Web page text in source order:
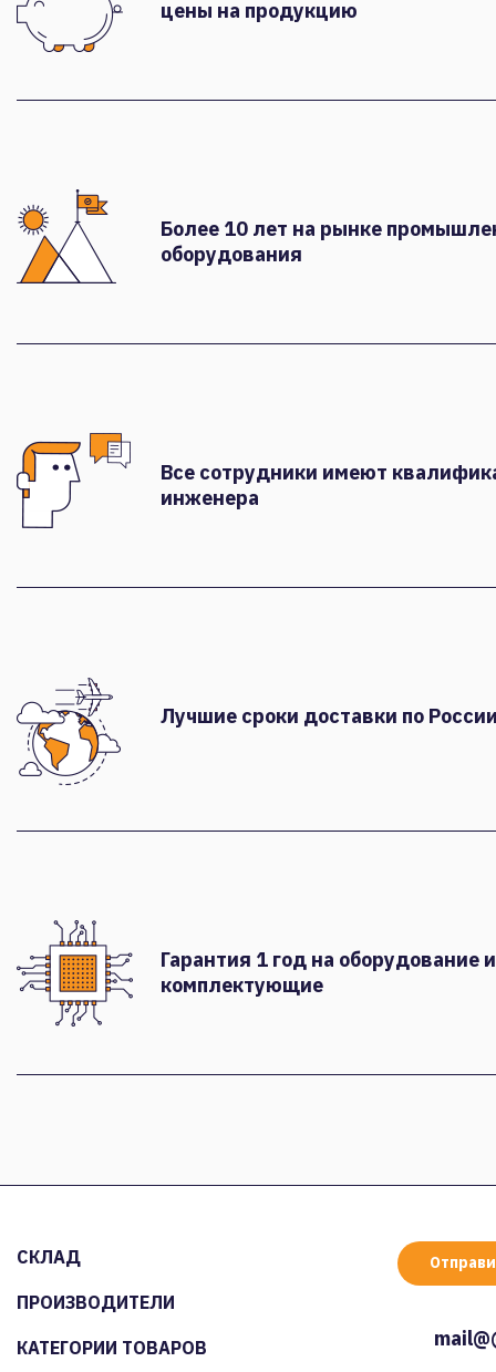
цены на продукцию
Более 10 лет на рынке
оборудования
Все сотрудники имеют
инженера
Лучшие сроки доставки по
Гарантия 1 год на оборудование и
комплектующие
СКЛАД
ПРОИЗВОДИТЕЛИ
КАТЕГОРИИ ТОВАРОВ